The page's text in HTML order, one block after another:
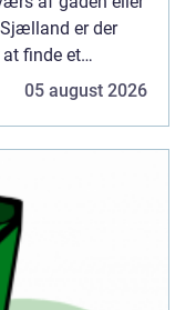
er der
finde et
05 august 2026